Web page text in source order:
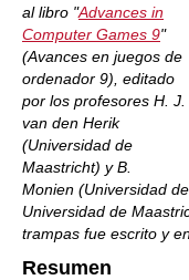
al libro "Advances in
Computer Games 9"
(Avances en juegos de
ordenador 9), editado
por los profesores H. J.
van den Herik
(Universidad de
Maastricht) y B.
Monien (Universidad
Universidad de
trampas fue escrito y
Resumen